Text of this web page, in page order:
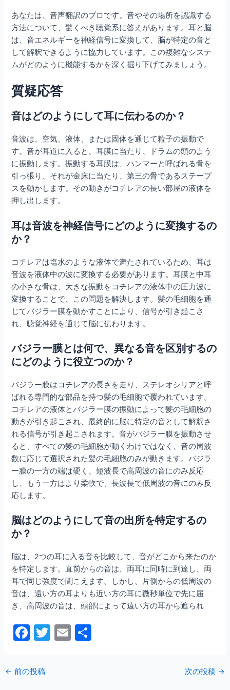
あなたは、音声翻訳のプロです。音やその場所を認識する
方法について、驚くべき聴覚系に答えがあります。耳と脳
は、音エネルギーを神経信号に変換して、脳が特定の音と
して解釈できるように協力しています。この複雑なシステ
ムがどのように機能するかを深く掘り下げてみましょう。
質疑応答
音はどのようにして耳に伝わるのか？
音波は、空気、液体、または固体を通じて粒子の振動で
す。音が耳道に入ると、耳膜に当たり、ドラムの頭のよう
に振動します。振動する耳膜は、ハンマーと呼ばれる骨を
引っ張り、それが金床に当たり、第三の骨であるステープ
スを動かします。その動きがコチレアの長い部屋の液体を
押し出します。
耳は音波を神経信号にどのように変換するの
か？
コチレアは塩水のような液体で満たされているため、耳は
音波を液体中の波に変換する必要があります。耳膜と中耳
の小さな骨は、大きな振動をコチレアの液体中の圧力波に
変換することで、この問題を解決します。髪の毛細胞を通
じてバジラー膜を動かすことにより、信号が引き起こさ
れ、聴覚神経を通じて脳に伝わります。
バジラー膜とは何で、異なる音を区別するの
にどのように役立つのか？
バジラー膜はコチレアの長さを走り、ステレオシリアと呼
ばれる専門的な部品を持つ髪の毛細胞で覆われています。
コチレアの液体とバジラー膜の振動によって髪の毛細胞の
動きが引き起こされ、最終的に脳に特定の音として解釈さ
れる信号が引き起こされます。音がバジラー膜を振動させ
ると、すべての髪の毛細胞が動くわけではなく、音の周波
数に応じて選択された髪の毛細胞のみが動きます。バジラ
ー膜の一方の端は硬く、短波長で高周波の音にのみ反応
し、もう一方はより柔軟で、長波長で低周波の音にのみ反
応します。
脳はどのようにして音の出所を特定するの
か？
脳は、2つの耳に入る音を比較して、音がどこから来たのか
を特定します。直前からの音は、両耳に同時に到達し、両
耳で同じ強度で聞こえます。しかし、片側からの低周波の
音は、遠い方の耳よりも近い方の耳に微秒単位で先に届
き、高周波の音は、頭部によって遠い方の耳から遮られ
F
c
e
T
E
← 前の投稿 次の投稿 →